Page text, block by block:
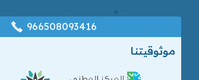
966508093416
موثوقيتنا